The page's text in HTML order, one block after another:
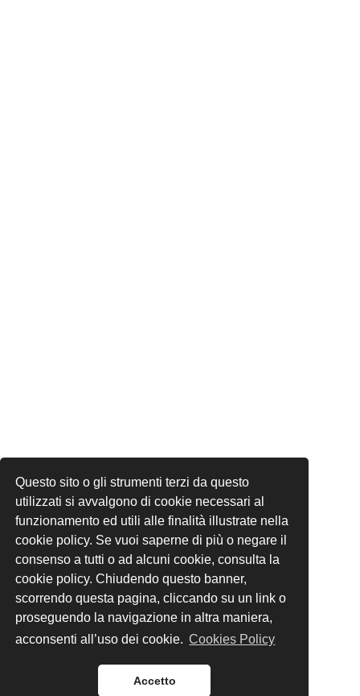
Questo sito o gli strumenti terzi da questo
utilizzati si avvalgono di cookie necessari al
funzionamento ed utili alle finalità illustrate nella
cookie policy. Se vuoi saperne di più o negare il
consenso a tutti o ad alcuni cookie, consulta la
cookie policy. Chiudendo questo banner,
scorrendo questa pagina, cliccando su un link o
proseguendo la navigazione in altra maniera,
acconsenti all’uso dei cookie. Cookies Policy
Accetto